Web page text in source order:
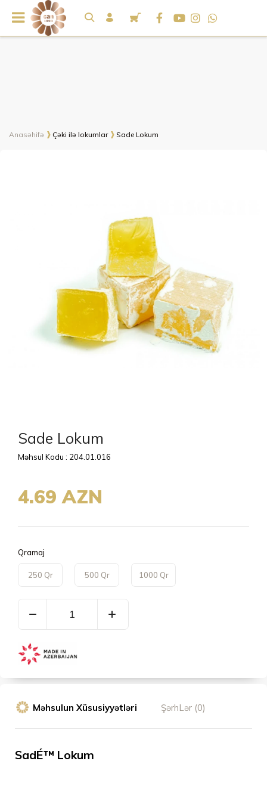
Anasəhifə Çəki ilə lokumlar Sade Lokum
Sade Lokum
Məhsul Kodu : 204.01.016
4.69 AZN
Qramaj
250 Qr 500 Qr 1000 Qr
Məhsulun Xüsusiyyətləri ŞərhLər (0)
SadÉ™ Lokum